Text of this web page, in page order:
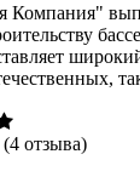
Компания"
(4 отзыва)